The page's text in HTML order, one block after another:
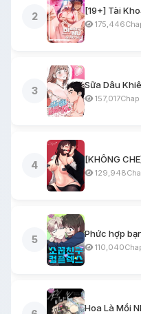
2
[19+] Tài
175,446
3
Sữa Dâu
157,017
4
129,948
5
Phức hợp
110,040
Hoa Là Mồi